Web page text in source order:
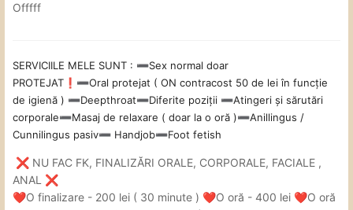
Offfff
SERVICIILE MELE SUNT : ➖Sex normal doar
PROTEJAT ❗ ➖Oral protejat ( ON contracost 50 de lei în funcție
de igienă ) ➖Deepthroat➖Diferite poziții ➖Atingeri și sărutări
corporale➖Masaj de relaxare ( doar la o oră )➖Anillingus /
Cunnilingus pasiv➖ Handjob➖Foot fetish
❌ NU FAC FK, FINALIZĂRI ORALE, CORPORALE, FACIALE ,
ANAL
❌
❤️O finalizare - 200 lei ( 30 minute ) ❤️O oră - 400 lei ❤️O oră